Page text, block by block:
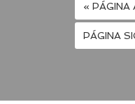
« PÁGINA
PÁGINA